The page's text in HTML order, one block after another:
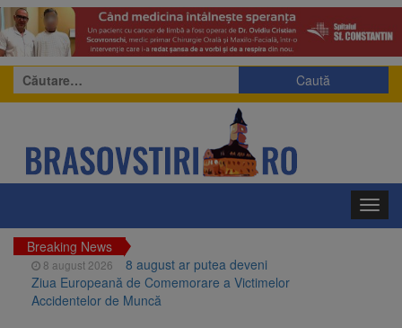
Caută
după:
Breaking News
8 august 2026
8 august ar putea deveni
Ziua Europeană de Comemorare a Victimelor
Accidentelor de Muncă